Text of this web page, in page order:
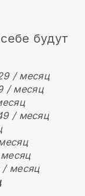
будут
/ месяц
/ месяц
/ месяц
/ месяц